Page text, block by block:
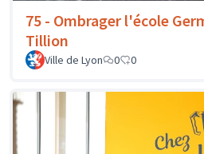
75 - Ombrager l'école
Tillion
Ville de Lyon 0 0